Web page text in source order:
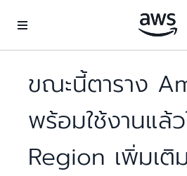
ขณะนี้ตาราง
พร้อมใช้งานแล้
Region เพิ่มเติ